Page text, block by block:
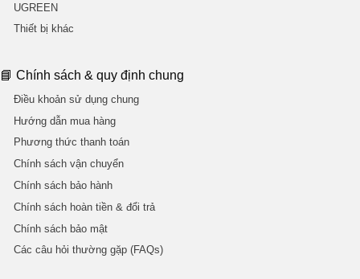
UGREEN
Thiết bị khác
📘 Chính sách & quy định chung
Điều khoản sử dụng chung
Hướng dẫn mua hàng
Phương thức thanh toán
Chính sách vận chuyển
Chính sách bảo hành
Chính sách hoàn tiền & đổi trả
Chính sách bảo mật
Các câu hỏi thường gặp (FAQs)